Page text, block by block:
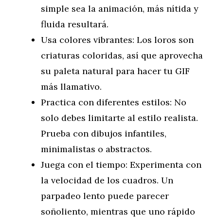
simple sea la animación, más nítida y
fluida resultará.
Usa colores vibrantes: Los loros son
criaturas coloridas, así que aprovecha
su paleta natural para hacer tu GIF
más llamativo.
Practica con diferentes estilos: No
solo debes limitarte al estilo realista.
Prueba con dibujos infantiles,
minimalistas o abstractos.
Juega con el tiempo: Experimenta con
la velocidad de los cuadros. Un
parpadeo lento puede parecer
soñoliento, mientras que uno rápido